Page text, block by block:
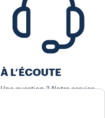
À L’ÉCOUTE
Une question ? Notre service